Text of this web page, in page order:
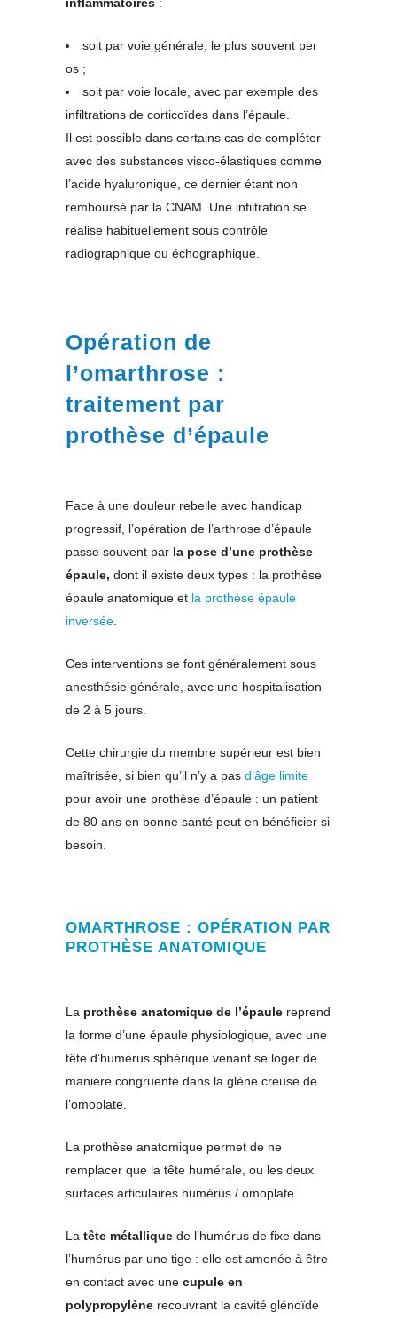
soit par voie générale, le plus souvent per
os ;
soit par voie locale, avec par exemple des
infiltrations de corticoïdes dans l’épaule.
Il est possible dans certains cas de compléter
avec des substances visco-élastiques comme
l’acide hyaluronique, ce dernier étant non
remboursé par la CNAM. Une infiltration se
réalise habituellement sous contrôle
radiographique ou échographique.
Opération de
l’omarthrose :
traitement par
prothèse d’épaule
Face à une douleur rebelle avec handicap
progressif, l’opération de l’arthrose d’épaule
passe souvent par la pose d’une prothèse
épaule, dont il existe deux types : la prothèse
épaule anatomique et la prothèse épaule
inversée
Ces interventions se font généralement sous
anesthésie générale, avec une hospitalisation
de 2 à 5 jours.
Cette chirurgie du membre supérieur est bien
maîtrisée, si bien qu’il n’y a pas d’âge limite
pour avoir une prothèse d’épaule : un patient
de 80 ans en bonne santé peut en bénéficier si
besoin.
OMARTHROSE : OPÉRATION PAR
PROTHÈSE ANATOMIQUE
La prothèse anatomique de l’épaule reprend
la forme d’une épaule physiologique, avec une
tête d’humérus sphérique venant se loger de
manière congruente dans la glène creuse de
l’omoplate.
La prothèse anatomique permet de ne
remplacer que la tête humérale, ou les deux
surfaces articulaires humérus / omoplate.
La tête métallique de l’humérus de fixe dans
l’humérus par une tige : elle est amenée à être
en contact avec une cupule en
polypropylène recouvrant la cavité glénoïde